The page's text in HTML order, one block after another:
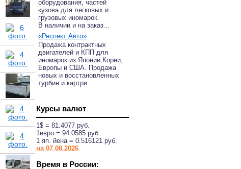
оборудования, частей
кузова для легковых и
грузовых иномарок.
В наличии и на заказ...
«Респект Авто»
Продажа контрактных
двигателей и КПП для
иномарок из Японии,Кореи,
Европы и США. Продажа
новых и восстановленных
турбин и картри...
Курсы валют
1$ = 81.4077 руб.
1eвро = 94.0585 руб.
1 яп. йена = 0.516121 руб.
на 07.08.2026
Время в России: